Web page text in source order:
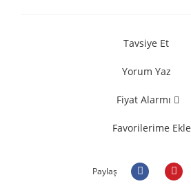
Tavsiye Et
Yorum Yaz
Fiyat Alarmı
Favorilerime Ekle
Paylaş